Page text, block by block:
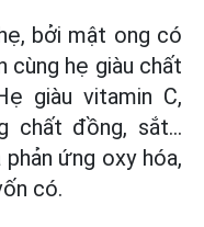
bởi mật ong có
cùng hẹ giàu chất
giàu vitamin C,
chất đồng, sắt...
ứng oxy hóa,
có.